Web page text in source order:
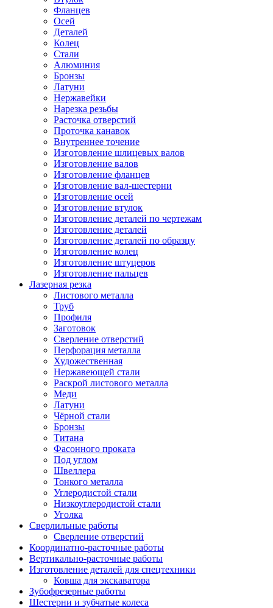
Фланцев
Осей
Деталей
Колец
Стали
Алюминия
Бронзы
Латуни
Нержавейки
Нарезка резьбы
Расточка отверстий
Проточка канавок
Внутреннее точение
Изготовление шлицевых валов
Изготовление валов
Изготовление фланцев
Изготовление вал-шестерни
Изготовление осей
Изготовление втулок
Изготовление деталей по чертежам
Изготовление деталей
Изготовление деталей по образцу
Изготовление колец
Изготовление штуцеров
Изготовление пальцев
Лазерная резка
Листового металла
Труб
Профиля
Заготовок
Сверление отверстий
Перфорация металла
Художественная
Нержавеющей стали
Раскрой листового металла
Меди
Латуни
Чёрной стали
Бронзы
Титана
Фасонного проката
Под углом
Швеллера
Тонкого металла
Углеродистой стали
Низкоуглеродистой стали
Уголка
Сверлильные работы
Сверление отверстий
Координатно-расточные работы
Вертикально-расточные работы
Изготовление деталей для спецтехники
Ковша для экскаватора
Зубофрезерные работы
Шестерни и зубчатые колеса